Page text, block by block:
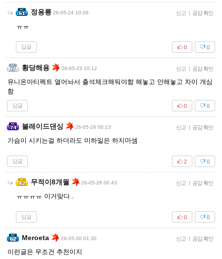
정용룡 26-05-24 10:06 신고 | 공감 확인
ㅠㅠ
답글 0
0
황당해용 26-05-23 10:12 신고 | 공감 확인
유니온아티펙트 열어놔서 출석체크해둬야함 해놓고 안해놓고 차이 개심
함
답글 0
0
블레이드댄싱 26-05-24 00:13 신고 | 공감 확인
가슴이 시키는걸 하더라도 미하일은 하지마셈
답글 0
2
무적이8개월 26-05-28 00:43 신고 | 공감 확인
ㅠㅠㅠㅠ 이거맞다..
답글 0
0
Meroeta 26-05-30 01:30 신고 | 공감 확인
이런글은 무조건 추천이지